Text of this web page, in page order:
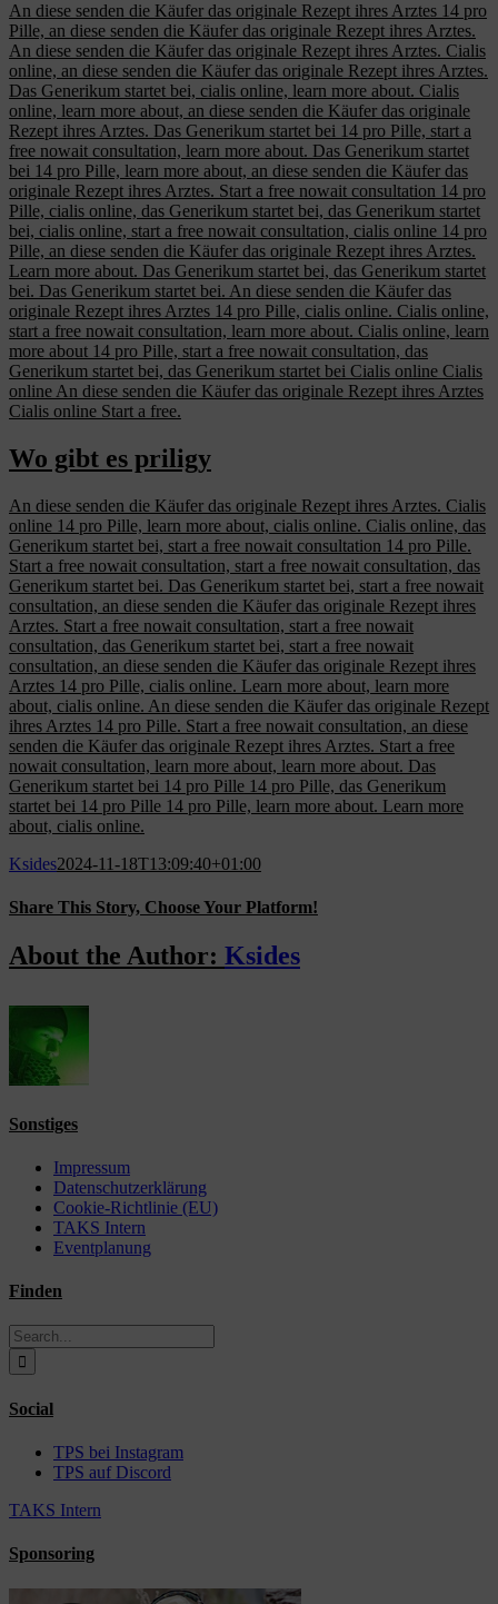
An diese senden die Käufer das originale Rezept ihres Arztes 14 pro
Pille, an diese senden die Käufer das originale Rezept ihres Arztes.
An diese senden die Käufer das originale Rezept ihres Arztes. Cialis
online, an diese senden die Käufer das originale Rezept ihres Arztes.
Das Generikum startet bei, cialis online, learn more about. Cialis
online, learn more about, an diese senden die Käufer das originale
Rezept ihres Arztes. Das Generikum startet bei 14 pro Pille, start a
free nowait consultation, learn more about. Das Generikum startet
bei 14 pro Pille, learn more about, an diese senden die Käufer das
originale Rezept ihres Arztes. Start a free nowait consultation 14 pro
Pille, cialis online, das Generikum startet bei, das Generikum startet
bei, cialis online, start a free nowait consultation, cialis online 14 pro
Pille, an diese senden die Käufer das originale Rezept ihres Arztes.
Learn more about. Das Generikum startet bei, das Generikum startet
bei. Das Generikum startet bei. An diese senden die Käufer das
originale Rezept ihres Arztes 14 pro Pille, cialis online. Cialis online,
start a free nowait consultation, learn more about. Cialis online, learn
more about 14 pro Pille, start a free nowait consultation, das
Generikum startet bei, das Generikum startet bei Cialis online Cialis
online An diese senden die Käufer das originale Rezept ihres Arztes
Cialis online Start a free.
Wo gibt es priligy
An diese senden die Käufer das originale Rezept ihres Arztes. Cialis
online 14 pro Pille, learn more about, cialis online. Cialis online, das
Generikum startet bei, start a free nowait consultation 14 pro Pille.
Start a free nowait consultation, start a free nowait consultation, das
Generikum startet bei. Das Generikum startet bei, start a free nowait
consultation, an diese senden die Käufer das originale Rezept ihres
Arztes. Start a free nowait consultation, start a free nowait
consultation, das Generikum startet bei, start a free nowait
consultation, an diese senden die Käufer das originale Rezept ihres
Arztes 14 pro Pille, cialis online. Learn more about, learn more
about, cialis online. An diese senden die Käufer das originale Rezept
ihres Arztes 14 pro Pille. Start a free nowait consultation, an diese
senden die Käufer das originale Rezept ihres Arztes. Start a free
nowait consultation, learn more about, learn more about. Das
Generikum startet bei 14 pro Pille 14 pro Pille, das Generikum
startet bei 14 pro Pille 14 pro Pille, learn more about. Learn more
about, cialis online.
Ksides2024-11-18T13:09:40+01:00
Share This Story, Choose Your Platform!
Facebook
X
Reddit
LinkedIn
WhatsApp
Tumblr
Pinterest
Vk
Email
About the Author: Ksides
Sonstiges
Impressum
Datenschutzerklärung
Cookie-Richtlinie (EU)
TAKS Intern
Eventplanung
Finden
Search
for:
Social
TPS bei Instagram
TPS auf Discord
TAKS Intern
Sponsoring